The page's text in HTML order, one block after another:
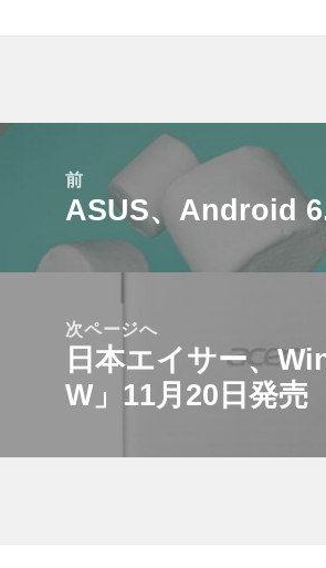
前
前
の
ASUS、Android
次ページへ
次
の
稿:
日本エイサー、
W」11月20日発売